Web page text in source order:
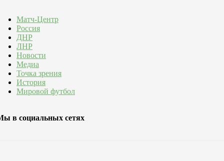
Матч-Центр
Россия
ДНР
ЛНР
Новости
Медиа
Точка зрения
История
Мировой футбол
в социальных сетях